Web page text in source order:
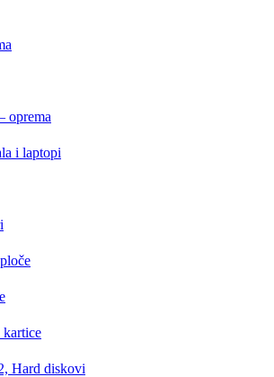
oprema
i laptopi
Hard diskovi